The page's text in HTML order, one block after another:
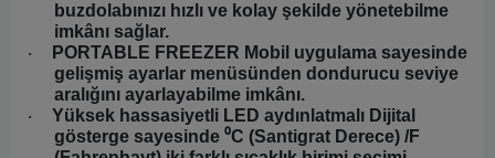
buzdolabınızı hızlı ve kolay şekilde yönetebilme
imkânı sağlar.
·
PORTABLE FREEZER Mobil uygulama sayesinde
gelişmiş ayarlar menüsünden dondurucu seviye
aralığını ayarlayabilme imkânı.
·
Yüksek hassasiyetli LED aydınlatmalı Dijital
gösterge sayesinde ⁰C (Santigrat Derece) /F